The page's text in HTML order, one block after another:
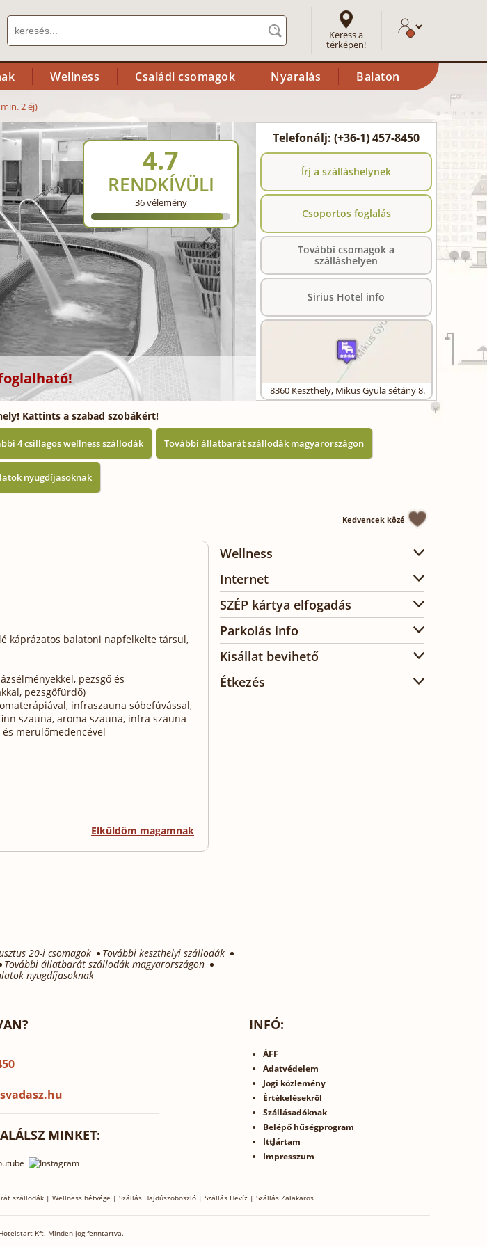
Keress a
térképen!
Wellness Családi csomagok Nyaralás Balaton
2 éj)
4.7
RENDKÍVÜLI
36vélemény
Telefonálj: (+36-1) 457-8450
Írj a szálláshelynek
Csoportos foglalás
További csomagok a
szálláshelyen
Sirius Hotel info
8360 Keszthely, Mikus Gyula sétány 8.
Kattints a szabad szobákért!
4 csillagos wellness szállodák További állatbarát szállodák magyarországon
nyugdíjasoknak
Kedvencek közé
káprázatos balatoni napfelkelte társul,
pezsgő és
pezsgőfürdő)
infraszauna sóbefúvással,
szauna, aroma szauna, infra szauna
merülőmedencével
Elküldöm magamnak
Wellness
Internet
SZÉP kártya elfogadás
Parkolás info
Kisállat bevihető
Étkezés
20-i csomagok
További keszthelyi szállodák
További állatbarát szállodák magyarországon
nyugdíjasoknak
MINKET:
INFÓ:
ÁFF
Adatvédelem
Jogi közlemény
Értékelésekről
Szállásadóknak
Belépő hűségprogram
IttJártam
Impresszum
szállodák | Wellness hétvége | Szállás Hajdúszoboszló | Szállás Hévíz | Szállás Zalakaros
Kft. Minden jog fenntartva.